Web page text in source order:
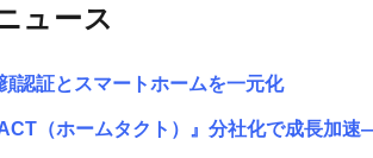
ュース
認証とスマートホームを一元化
（ホームタクト）』分社化で成長加